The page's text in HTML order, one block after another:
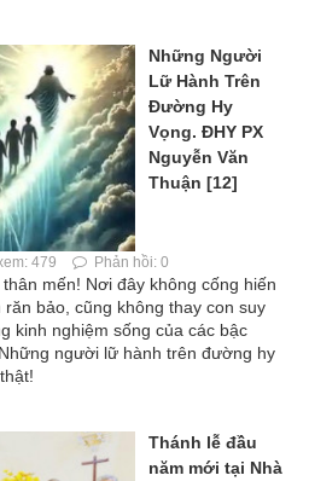
Những Người
Lữ Hành Trên
Đường Hy
Vọng. ĐHY PX
Nguyễn Văn
Thuận [12]
479 Phản hồi: 0
mến! Nơi đây không cống hiến
bảo, cũng không thay con suy
kinh nghiệm sống của các bậc
người lữ hành trên đường hy
Thánh lễ đầu
năm mới tại Nhà